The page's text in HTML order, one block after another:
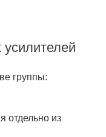
группы:
отдельно из